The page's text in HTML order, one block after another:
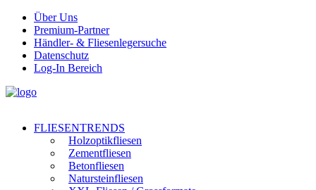
Über Uns
Premium-Partner
Händler- & Fliesenlegersuche
Datenschutz
Log-In Bereich
FLIESENTRENDS
Holzoptikfliesen
Zementfliesen
Betonfliesen
Natursteinfliesen